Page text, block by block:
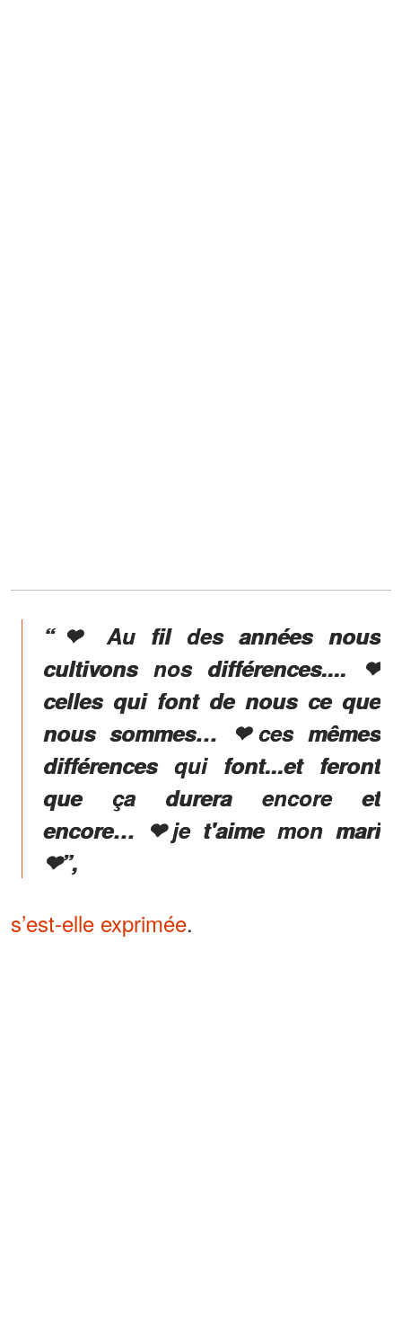
“❤ Au fil des années nous
cultivons nos différences.... ❤
celles qui font de nous ce que
nous sommes… ❤ces mêmes
différences qui font...et feront
que ça durera encore et
encore… ❤je t'aime mon mari
❤”,
s’est-elle exprimée.